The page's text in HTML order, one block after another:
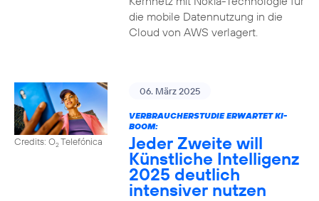
die mobile Datennutzung in die
Cloud von AWS verlagert.
Credits: O2Telefónica
06. März 2025
VERBRAUCHERSTUDIE ERWARTET KI-
BOOM:
Jeder Zweite will
Künstliche Intelligenz
2025 deutlich
intensiver nutzen